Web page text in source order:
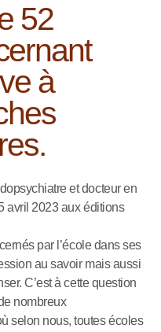
52
à
et docteur en
avril 2023 aux éditions
par l’école dans ses
au savoir mais aussi
C’est à cette question
nombreux
selon nous, toutes écoles